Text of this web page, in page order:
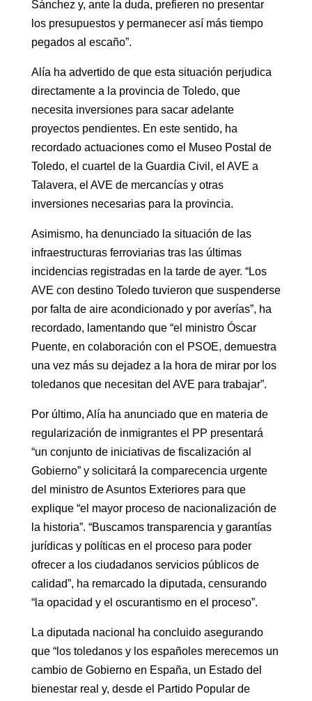
Sánchez y, ante la duda, prefieren no presentar
los presupuestos y permanecer así más tiempo
pegados al escaño”.
Alía ha advertido de que esta situación perjudica
directamente a la provincia de Toledo, que
necesita inversiones para sacar adelante
proyectos pendientes. En este sentido, ha
recordado actuaciones como el Museo Postal de
Toledo, el cuartel de la Guardia Civil, el AVE a
Talavera, el AVE de mercancías y otras
inversiones necesarias para la provincia.
Asimismo, ha denunciado la situación de las
infraestructuras ferroviarias tras las últimas
incidencias registradas en la tarde de ayer. “Los
AVE con destino Toledo tuvieron que suspenderse
por falta de aire acondicionado y por averías”, ha
recordado, lamentando que “el ministro Óscar
Puente, en colaboración con el PSOE, demuestra
una vez más su dejadez a la hora de mirar por los
toledanos que necesitan del AVE para trabajar”.
Por último, Alía ha anunciado que en materia de
regularización de inmigrantes el PP presentará
“un conjunto de iniciativas de fiscalización al
Gobierno” y solicitará la comparecencia urgente
del ministro de Asuntos Exteriores para que
explique “el mayor proceso de nacionalización de
la historia”. “Buscamos transparencia y garantías
jurídicas y políticas en el proceso para poder
ofrecer a los ciudadanos servicios públicos de
calidad”, ha remarcado la diputada, censurando
“la opacidad y el oscurantismo en el proceso”.
La diputada nacional ha concluido asegurando
que “los toledanos y los españoles merecemos un
cambio de Gobierno en España, un Estado del
bienestar real y, desde el Partido Popular de